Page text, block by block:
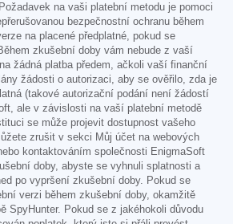
na vaši platební metodu je pomoci
bezpečnostní ochranu během
na placené předplatné, pokud se
zkušební doby vám nebude z vaší
žádná platba předem, ačkoli vaší finanční
žádosti o autorizaci, aby se ověřilo, zda je
(takové autorizační podání není žádostí
ale v závislosti na vaší platební metodě
se může projevit dostupnost vašeho
zrušit v sekci Můj účet na webových
kontaktováním společnosti EnigmaSoft
doby, abyste se vyhnuli splatnosti a
po vypršení zkušební doby. Pokud se
verzi během zkušební doby, okamžitě
SpyHunter. Pokud se z jakéhokoli důvodu